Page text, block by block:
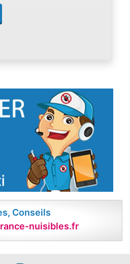
Conseils
nuisibles.fr